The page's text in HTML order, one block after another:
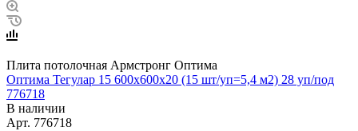
Плита потолочная Армстронг Оптима
Оптима Тегулар 15 600x600x20 (15 шт/уп=5,4 м2) 28 уп/под
776718
В наличии
Арт. 776718